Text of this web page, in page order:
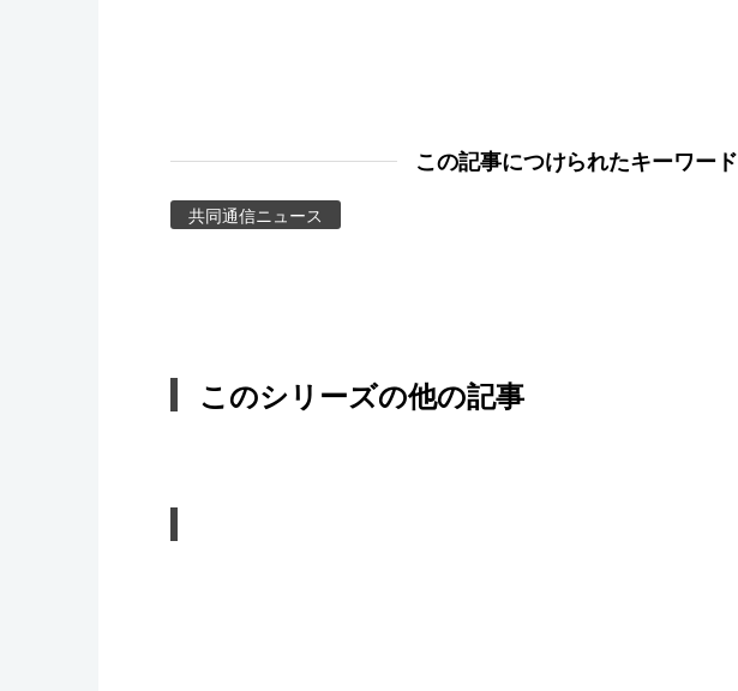
この記事につけられたキーワード
共同通信ニュース
このシリーズの他の記事